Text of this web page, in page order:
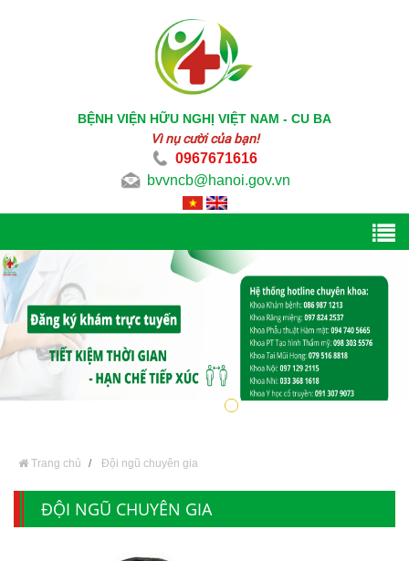
BỆNH VIỆN HỮU NGHỊ VIỆT NAM - CU BA
Vì nụ cười của bạn!
0967671616
bvvncb@hanoi.gov.vn
Trang chủ Đội ngũ chuyên gia
ĐỘI NGŨ CHUYÊN GIA